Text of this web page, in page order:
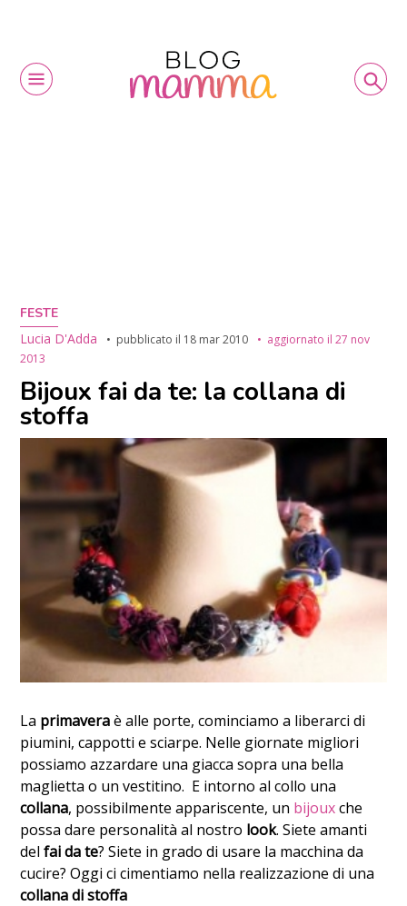
FESTE
Lucia D'Adda
pubblicato il 18 mar 2010 aggiornato il27 nov
2013
Bijoux fai da te: la collana di
stoffa
La primaveraè alle porte, cominciamo a liberarci di
piumini, cappotti e sciarpe. Nelle giornate migliori
possiamo azzardare una giacca sopra una bella
maglietta o un vestitino. E intorno al collo una
collana, possibilmente appariscente, un bijouxche
possa dare personalità al nostro look. Siete amanti
delfai da te? Siete in grado di usare la macchina da
cucire? Oggi ci cimentiamo nella realizzazione di una
collana di stoffa